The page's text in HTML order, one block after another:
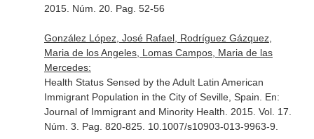
2015. Núm. 20. Pag. 52-56
González López, José Rafael, Rodríguez Gázquez,
Maria de los Angeles, Lomas Campos, Maria de las
Mercedes:
Health Status Sensed by the Adult Latin American
Immigrant Population in the City of Seville, Spain. En:
Journal of Immigrant and Minority Health . 2015. Vol. 17.
Núm. 3. Pag. 820-825. 10.1007/s10903-013-9963-9.